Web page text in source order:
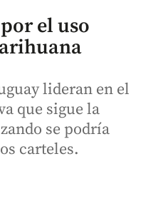
el uso
lideran en el
que sigue la
se podría
carteles.